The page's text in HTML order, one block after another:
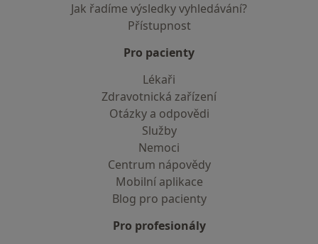
Jak řadíme výsledky vyhledávání?
Přístupnost
Pro pacienty
Lékaři
Zdravotnická zařízení
Otázky a odpovědi
Služby
Nemoci
Centrum nápovědy
Mobilní aplikace
Blog pro pacienty
Pro profesionály